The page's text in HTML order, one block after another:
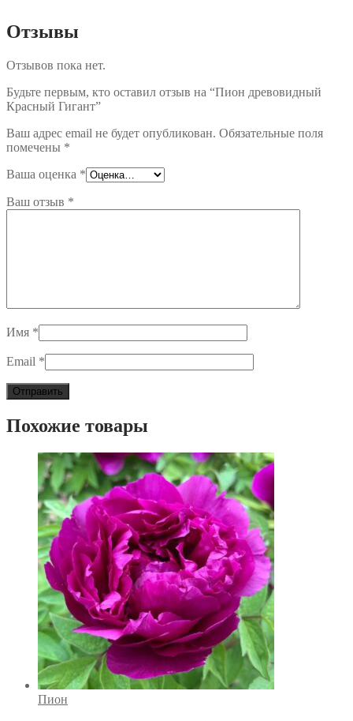
Отзывы
Отзывов пока нет.
Будьте первым, кто оставил отзыв на “Пион древовидный
Красный Гигант”
Ваш адрес email не будет опубликован. Обязательные поля
помечены *
Ваша оценка *
Ваш отзыв *
Имя *
Email *
Похожие товары
Пион